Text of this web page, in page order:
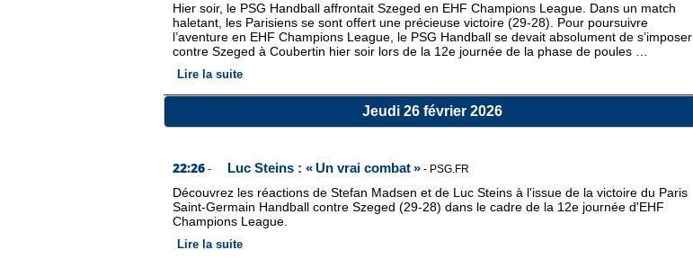
Hier soir, le PSG Handball affrontait Szeged en EHF Champions League. Dans un match
haletant, les Parisiens se sont offert une précieuse victoire (29-28). Pour poursuivre
l’aventure en EHF Champions League, le PSG Handball se devait absolument de s’imposer
contre Szeged à Coubertin hier soir lors de la 12e journée de la phase de poules …
Lire la suite
Jeudi 26 février 2026
22:26 - Luc Steins : « Un vrai combat » - PSG.FR
Découvrez les réactions de Stefan Madsen et de Luc Steins à l'issue de la victoire du Paris
Saint-Germain Handball contre Szeged (29-28) dans le cadre de la 12e journée d'EHF
Champions League.
Lire la suite